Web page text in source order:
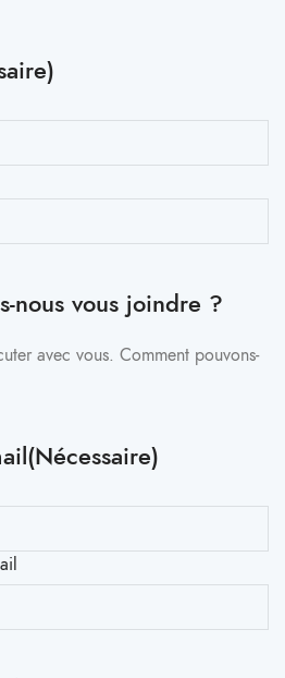
nous vous joindre ?
avec vous. Comment pouvons-
(Nécessaire)